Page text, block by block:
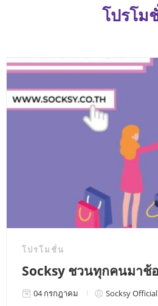
โปรโม
โปรโมชั่น
Socksy ชวนทุกคนมาช้
04 กรกฎาคม Socksy Official